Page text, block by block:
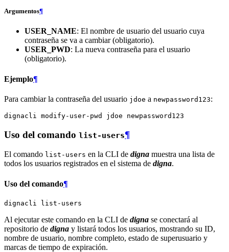
Argumentos¶
USER_NAME: El nombre de usuario del usuario cuya
contraseña se va a cambiar (obligatorio).
USER_PWD: La nueva contraseña para el usuario
(obligatorio).
Ejemplo¶
Para cambiar la contraseña del usuario jdoe a newpassword123:
dignacli modify-user-pwd jdoe
Uso del comando list-users¶
El comando list-users en la CLI de digna muestra una lista de
todos los usuarios registrados en el sistema de digna.
Uso del comando¶
dignacli
Al ejecutar este comando en la CLI de digna se conectará al
repositorio de digna y listará todos los usuarios, mostrando su ID,
nombre de usuario, nombre completo, estado de superusuario y
marcas de tiempo de expiración.